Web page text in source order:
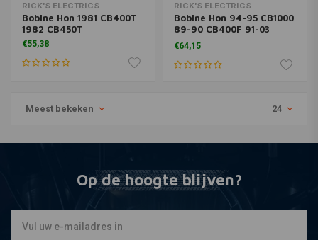
RICK'S ELECTRICS
Bobine Hon 1981 CB400T
1982 CB450T
€55,38
RICK'S ELECTRICS
Bobine Hon 94-95 CB1000
89-90 CB400F 91-03
CB750SC 02-04 CB900F
05-07 CB900F 919 87-96
CBR1000F 87-90 CBR600
€64,15
Meest bekeken 24
Op de hoogte blijven?